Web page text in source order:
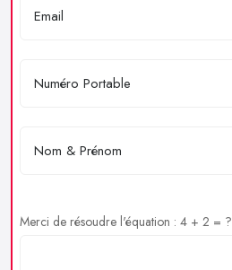
Merci de résoudre l'équation : 4 + 2 = ?